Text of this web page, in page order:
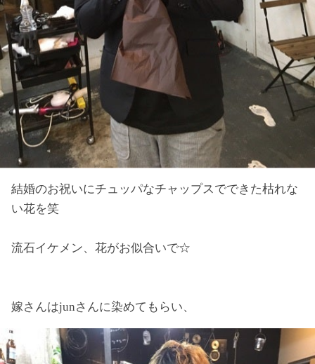
結婚のお祝いにチュッパなチャップスでできた枯れな
い花を笑
流石イケメン、花がお似合いで☆
嫁さんはjunさんに染めてもらい、